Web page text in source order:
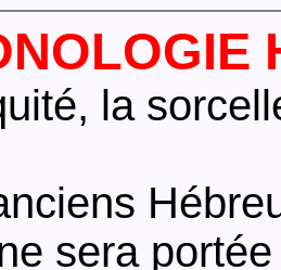
la
sera